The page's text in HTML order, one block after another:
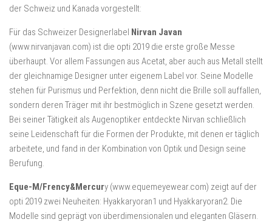
der Schweiz und Kanada vorgestellt:
Für das Schweizer Designerlabel Nirvan Javan
(www.nirvanjavan.com) ist die opti 2019 die erste große Messe
überhaupt. Vor allem Fassungen aus Acetat, aber auch aus Metall stellt
der gleichnamige Designer unter eigenem Label vor. Seine Modelle
stehen für Purismus und Perfektion, denn nicht die Brille soll auffallen,
sondern deren Träger mit ihr bestmöglich in Szene gesetzt werden.
Bei seiner Tätigkeit als Augenoptiker entdeckte Nirvan schließlich
seine Leidenschaft für die Formen der Produkte, mit denen er täglich
arbeitete, und fand in der Kombination von Optik und Design seine
Berufung.
Eque-M/Frency&Mercury (www.equemeyewear.com) zeigt auf der
opti 2019 zwei Neuheiten: Hyakkaryoran1 und Hyakkaryoran2. Die
Modelle sind geprägt von überdimensionalen und eleganten Gläsern.